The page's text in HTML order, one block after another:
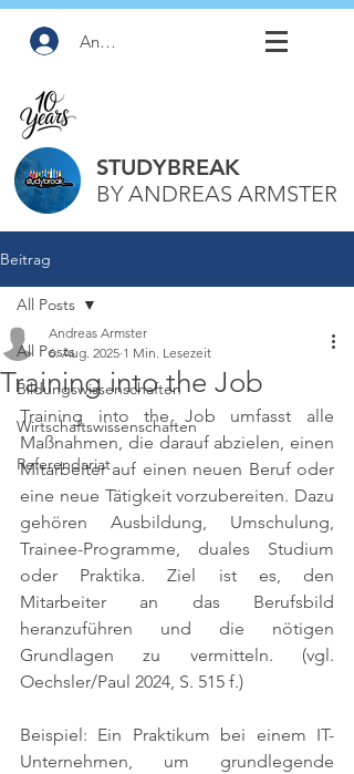
Anmelden
STUDYBREAK
BY ANDREAS ARMSTER
Beitrag
All Posts
Bildungswissenschaften
Wirtschaftswissenschaften
Referendariat
All Posts
Training into the Job
Andreas Armster
6. Aug. 2025 1 Min. Lesezeit
Training into the Job umfasst alle
Maßnahmen, die darauf abzielen, einen
Mitarbeiter auf einen neuen Beruf oder
eine neue Tätigkeit vorzubereiten. Dazu
gehören Ausbildung, Umschulung,
Trainee-Programme, duales Studium
oder Praktika. Ziel ist es, den
Mitarbeiter an das Berufsbild
heranzuführen und die nötigen
Grundlagen zu vermitteln. (vgl.
Oechsler/Paul 2024, S. 515 f.)
Beispiel: Ein Praktikum bei einem IT-
Unternehmen, um grundlegende